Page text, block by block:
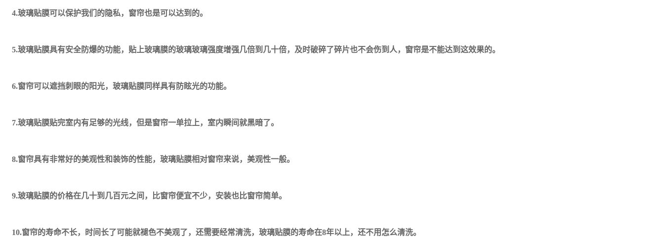
4.玻璃贴膜可以保护我们的隐私，窗帘也是可以达到的。
5.玻璃贴膜具有安全防爆的功能，贴上玻璃膜的玻璃玻璃强度增强几倍到几十倍，及时破碎了碎片也不会伤到人，窗帘是不能达到这效果的。
6.窗帘可以遮挡刺眼的阳光，玻璃贴膜同样具有防眩光的功能。
7.玻璃贴膜贴完室内有足够的光线，但是窗帘一单拉上，室内瞬间就黑暗了。
8.窗帘具有非常好的美观性和装饰的性能，玻璃贴膜相对窗帘来说，美观性一般。
9.玻璃贴膜的价格在几十到几百元之间，比窗帘便宜不少，安装也比窗帘简单。
10.窗帘的寿命不长，时间长了可能就褪色不美观了，还需要经常清洗，玻璃贴膜的寿命在8年以上，还不用怎么清洗。